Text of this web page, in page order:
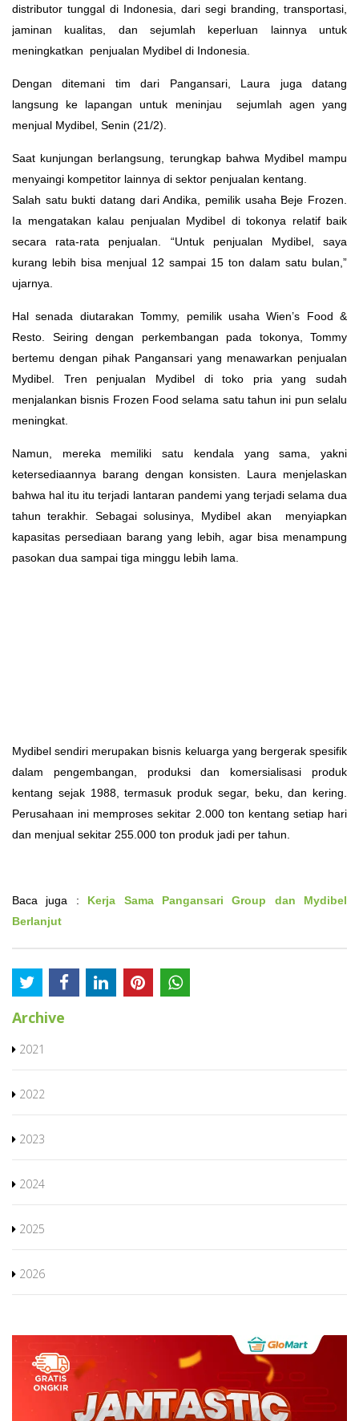
distributor tunggal di Indonesia, dari segi branding, transportasi,
jaminan kualitas, dan sejumlah keperluan lainnya untuk
meningkatkan penjualan Mydibel di Indonesia.
Dengan ditemani tim dari Pangansari, Laura juga datang
langsung ke lapangan untuk meninjau sejumlah agen yang
menjual Mydibel, Senin (21/2).
Saat kunjungan berlangsung, terungkap bahwa Mydibel mampu
menyaingi kompetitor lainnya di sektor penjualan kentang.
Salah satu bukti datang dari Andika, pemilik usaha Beje Frozen.
Ia mengatakan kalau penjualan Mydibel di tokonya relatif baik
secara rata-rata penjualan. “Untuk penjualan Mydibel, saya
kurang lebih bisa menjual 12 sampai 15 ton dalam satu bulan,”
ujarnya.
Hal senada diutarakan Tommy, pemilik usaha Wien’s Food &
Resto. Seiring dengan perkembangan pada tokonya, Tommy
bertemu dengan pihak Pangansari yang menawarkan penjualan
Mydibel. Tren penjualan Mydibel di toko pria yang sudah
menjalankan bisnis Frozen Food selama satu tahun ini pun selalu
meningkat.
Namun, mereka memiliki satu kendala yang sama, yakni
ketersediaannya barang dengan konsisten. Laura menjelaskan
bahwa hal itu itu terjadi lantaran pandemi yang terjadi selama dua
tahun terakhir. Sebagai solusinya, Mydibel akan menyiapkan
kapasitas persediaan barang yang lebih, agar bisa menampung
pasokan dua sampai tiga minggu lebih lama.
Mydibel sendiri merupakan bisnis keluarga yang bergerak spesifik
dalam pengembangan, produksi dan komersialisasi produk
kentang sejak 1988, termasuk produk segar, beku, dan kering.
Perusahaan ini memproses sekitar 2.000 ton kentang setiap hari
dan menjual sekitar 255.000 ton produk jadi per tahun.
Baca juga : Kerja Sama Pangansari Group dan Mydibel
Berlanjut
Archive
2021
2022
2023
2024
2025
2026